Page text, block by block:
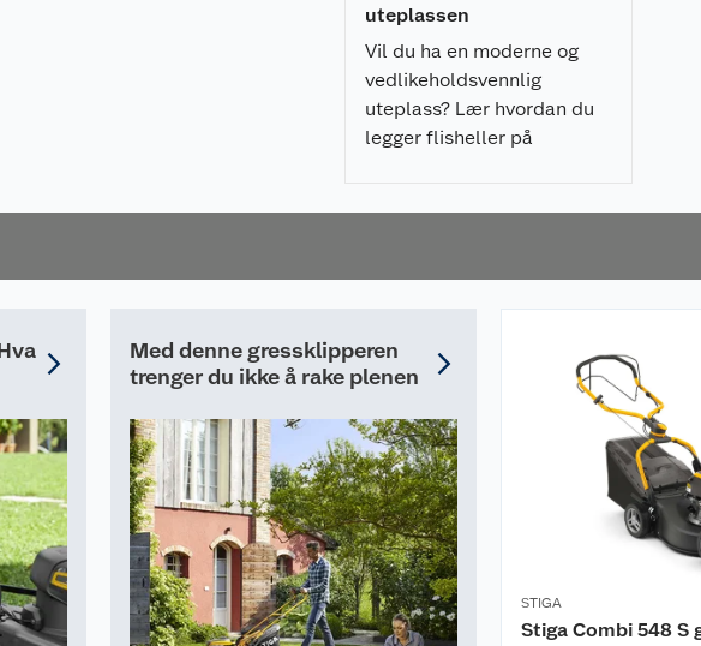
uteplassen
Vil du ha en moderne og
vedlikeholdsvennlig
uteplass? Lær hvordan du
legger flisheller på
Med denne gressklipperen
trenger du ikke å rake plenen
STIGA
Stiga Combi 548 S